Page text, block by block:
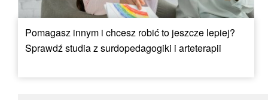
Pomagasz innym i chcesz robić to jeszcze lepiej?
Sprawdź studia z surdopedagogiki i arteterapii